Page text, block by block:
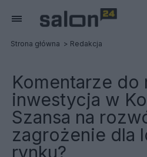
Strona główna Redakcja
Komentarze do
inwestycja w
Szansa na
zagrożenie dla
rynku?